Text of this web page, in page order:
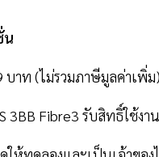
น
บาท (ไม่รวมภาษีมูลค่าเพิ่ม)
3BB Fibre3 รับสิทธิ์ใช้งา